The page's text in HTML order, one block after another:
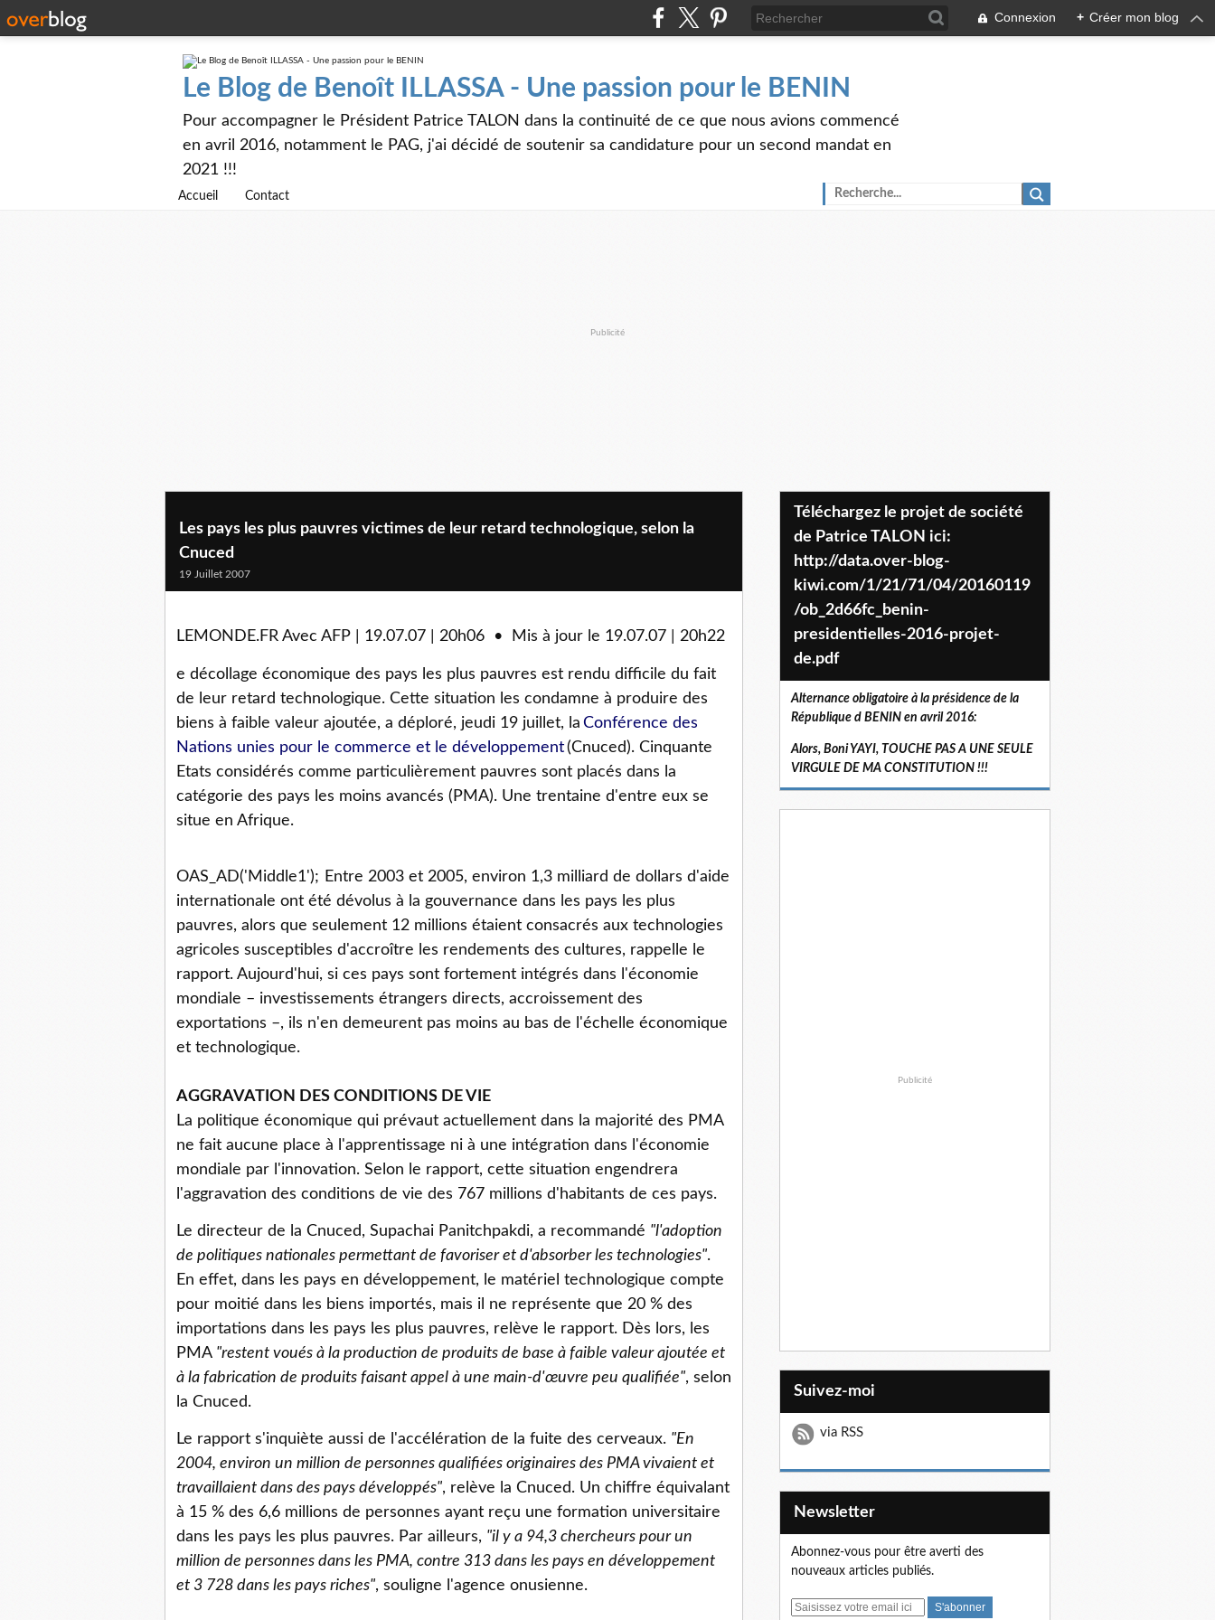
Connexion + Créer mon blog
Le Blog de Benoît ILLASSA - Une passion pour le BENIN
Pour accompagner le Président Patrice TALON dans la continuité de ce que nous avions commencé
en avril 2016, notamment le PAG, j'ai décidé de soutenir sa candidature pour un second mandat en
2021 !!!
Accueil Contact
Publicité
Les pays les plus pauvres victimes de leur retard technologique, selon la
Cnuced
19 Juillet 2007
LEMONDE.FR Avec AFP | 19.07.07 | 20h06 • Mis à jour le 19.07.07 | 20h22
e décollage économique des pays les plus pauvres est rendu difficile du fait
de leur retard technologique. Cette situation les condamne à produire des
biens à faible valeur ajoutée, a déploré, jeudi 19 juillet, la Conférence des
Nations unies pour le commerce et le développement(Cnuced). Cinquante
Etats considérés comme particulièrement pauvres sont placés dans la
catégorie des pays les moins avancés (PMA). Une trentaine d'entre eux se
situe en Afrique.
OAS_AD('Middle1'); Entre 2003 et 2005, environ 1,3 milliard de dollars d'aide
internationale ont été dévolus à la gouvernance dans les pays les plus
pauvres, alors que seulement 12 millions étaient consacrés aux technologies
agricoles susceptibles d'accroître les rendements des cultures, rappelle le
rapport. Aujourd'hui, si ces pays sont fortement intégrés dans l'économie
mondiale – investissements étrangers directs, accroissement des
exportations –, ils n'en demeurent pas moins au bas de l'échelle économique
et technologique.
AGGRAVATION DES CONDITIONS DE VIE
La politique économique qui prévaut actuellement dans la majorité des PMA
ne fait aucune place à l'apprentissage ni à une intégration dans l'économie
mondiale par l'innovation. Selon le rapport, cette situation engendrera
l'aggravation des conditions de vie des 767 millions d'habitants de ces pays.
Le directeur de la Cnuced, Supachai Panitchpakdi, a recommandé "l'adoption
de politiques nationales permettant de favoriser et d'absorber les technologies".
En effet, dans les pays en développement, le matériel technologique compte
pour moitié dans les biens importés, mais il ne représente que 20 % des
importations dans les pays les plus pauvres, relève le rapport. Dès lors, les
PMA "restent voués à la production de produits de base à faible valeur ajoutée et
à la fabrication de produits faisant appel à une main-d'œuvre peu qualifiée", selon
la Cnuced.
Le rapport s'inquiète aussi de l'accélération de la fuite des cerveaux. "En
2004, environ un million de personnes qualifiées originaires des PMA vivaient et
travaillaient dans des pays développés", relève la Cnuced. Un chiffre équivalant
à 15 % des 6,6 millions de personnes ayant reçu une formation universitaire
dans les pays les plus pauvres. Par ailleurs, "il y a 94,3 chercheurs pour un
million de personnes dans les PMA, contre 313 dans les pays en développement
et 3 728 dans les pays riches", souligne l'agence onusienne.
Téléchargez le projet de société
de Patrice TALON ici:
http://data.over-blog-
kiwi.com/1/21/71/04/20160119
/ob_2d66fc_benin-
presidentielles-2016-projet-
de.pdf
Alternance obligatoire à la présidence de la
République d BENIN en avril 2016:
Alors, Boni YAYI, TOUCHE PAS A UNE SEULE
VIRGULE DE MA CONSTITUTION !!!
Publicité
Suivez-moi
via RSS
Newsletter
Abonnez-vous pour être averti des
nouveaux articles publiés.
E